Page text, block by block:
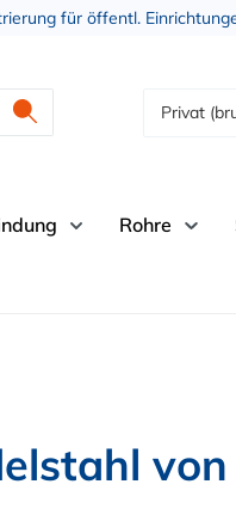
für öffentl.
Privat
Rohre
von